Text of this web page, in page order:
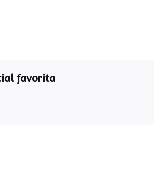
favorita